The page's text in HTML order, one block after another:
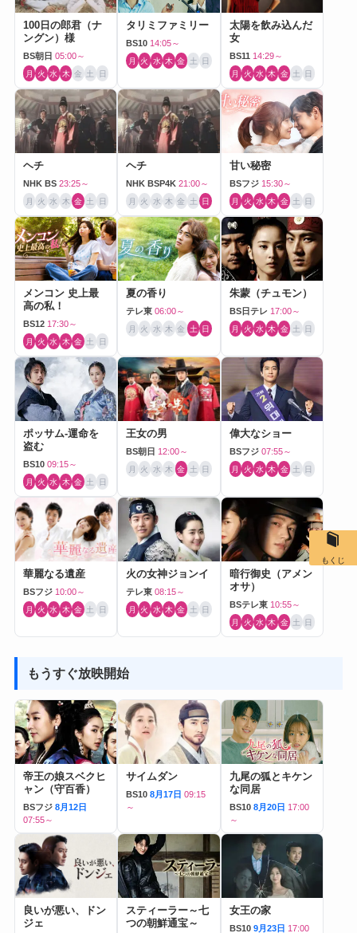
100日の郎君（ナ
ングン）様
BS朝日 05:00～
月 火 水 木 金 土 日
タリミファミリー
BS10 14:05～
月 火 水 木 金 土 日
太陽を飲み込んだ
女
BS11 14:29～
月 火 水 木 金 土 日
ヘチ
NHK BS 23:25～
月 火 水 木 金 土 日
ヘチ
NHK BSP4K 21:00～
月 火 水 木 金 土 日
甘い秘密
BSフジ 15:30～
月 火 水 木 金 土 日
メンコン 史上最
高の私！
BS12 17:30～
月 火 水 木 金 土 日
夏の香り
テレ東 06:00～
月 火 水 木 金 土 日
朱蒙（チュモン）
BS日テレ 17:00～
月 火 水 木 金 土 日
ポッサム-運命を
盗む
BS10 09:15～
月 火 水 木 金 土 日
王女の男
BS朝日 12:00～
月 火 水 木 金 土 日
偉大なショー
BSフジ 07:55～
月 火 水 木 金 土 日
華麗なる遺産
BSフジ 10:00～
月 火 水 木 金 土 日
火の女神ジョンイ
テレ東 08:15～
月 火 水 木 金 土 日
暗行御史（アメン
オサ）
BSテレ東 10:55～
月 火 水 木 金 土 日
もうすぐ放映開始
帝王の娘スベクヒ
ャン（守百香）
BSフジ 8月12日
07:55～
サイムダン
BS10 8月17日 09:15
～
九尾の狐とキケン
な同居
BS10 8月20日 17:00
～
良いが悪い、ドン
ジェ
スティーラー～七
つの朝鮮通宝～
女王の家
BS10 9月23日 17:00
もくじ